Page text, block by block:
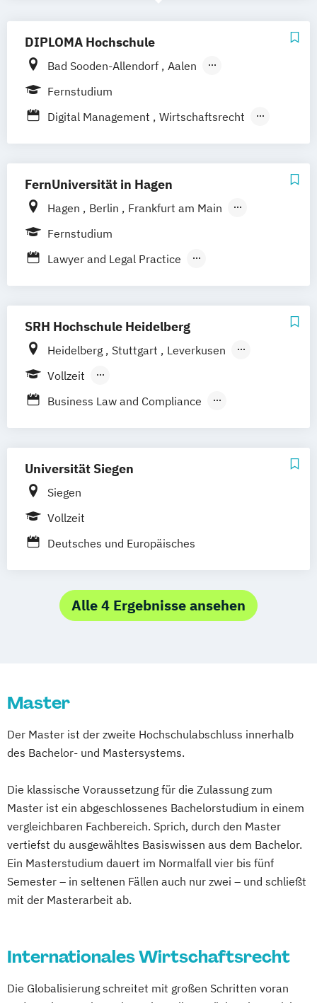
DIPLOMA Hochschule
Bad Sooden-Allendorf
Aalen
Baden-Baden
Heilbronn Kassel Leipzig Mannheim
München Bochum Kaiserslautern
Wiesbaden Regenstauf Dresden
Hoyerswerda Magdeburg
Schwentinental / Kiel Stein / Nürnberg
Fernstudium
Digital Management
Wirtschaftsrecht
FernUniversität in Hagen
Hagen Berlin
Frankfurt am Main
Hamburg
Stuttgart Nürnberg Bonn
Fernstudium
Lawyer and Legal Practice
SRH Hochschule Heidelberg
Heidelberg Stuttgart
Leverkusen
Hamburg
Vollzeit
Berufsbegleitendes Präsenzstudium
Business Law and Compliance
Universität Siegen
Siegen
Vollzeit
Deutsches und Europäisches
Alle 4 Ergebnisse ansehen
Master
Der Master ist der zweite Hochschulabschluss innerhalb
des Bachelor- und Mastersystems.
Die klassische Voraussetzung für die Zulassung zum
Master ist ein abgeschlossenes Bachelorstudium in einem
vergleichbaren Fachbereich. Sprich, durch den Master
vertiefst du ausgewähltes Basiswissen aus dem Bachelor.
Ein Masterstudium dauert im Normalfall vier bis fünf
Semester – in seltenen Fällen auch nur zwei – und schließt
mit der Masterarbeit ab.
Internationales Wirtschaftsrecht
Die Globalisierung schreitet mit großen Schritten voran